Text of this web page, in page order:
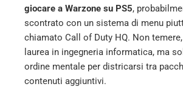
giocare a Warzone su PS5,
scontrato con un sistema di menu
chiamato Call of Duty HQ. Non
laurea in ingegneria informatica, ma
ordine mentale per districarsi tra
contenuti aggiuntivi.